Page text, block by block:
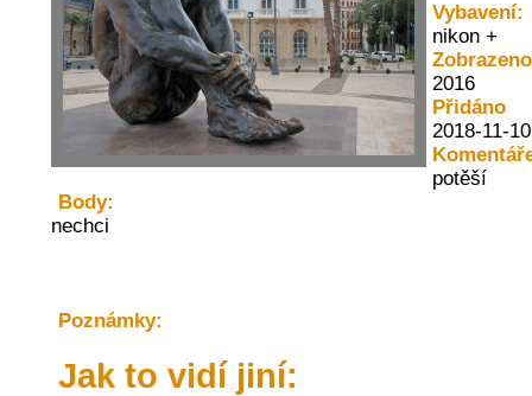
Vybavení:
nikon +
Zobrazeno
2016
Přidáno
2018-11-
potěší
Body:
nechci
Poznámky:
Jak to vidí jiní: